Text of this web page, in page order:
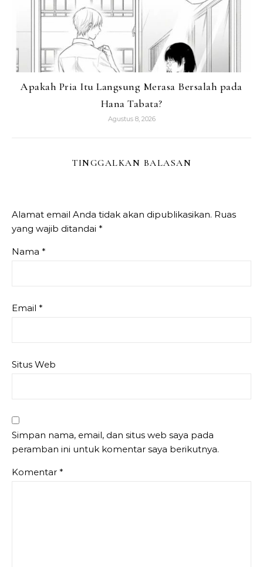
Apakah Pria Itu Langsung Merasa Bersalah pada
Hana Tabata?
Agustus 8, 2026
TINGGALKAN BALASAN
Alamat email Anda tidak akan dipublikasikan. Ruas
yang wajib ditandai *
Nama *
Email *
Situs Web
Simpan nama, email, dan situs web saya pada
peramban ini untuk komentar saya berikutnya.
Komentar *